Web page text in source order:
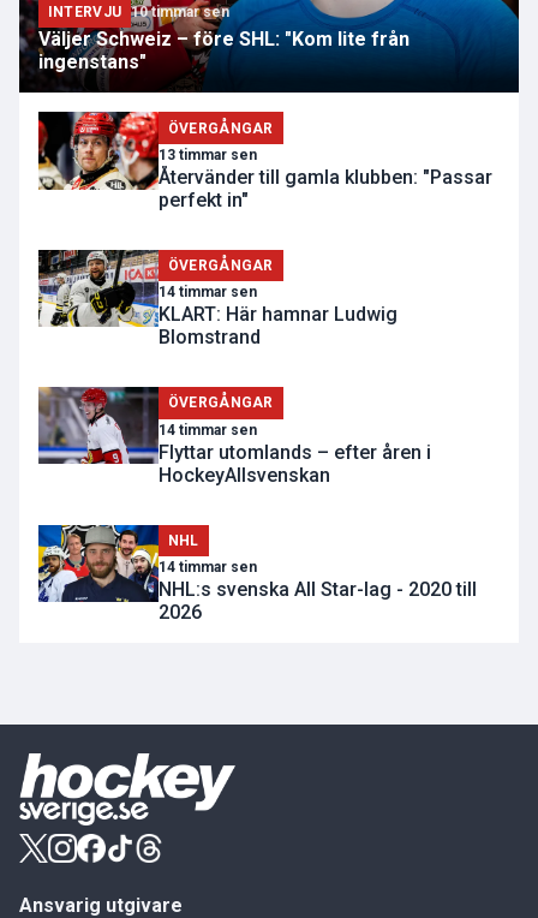
INTERVJU 10 timmar sen
Väljer Schweiz – före SHL: "Kom lite från
ingenstans"
ÖVERGÅNGAR
13 timmar sen
Återvänder till gamla klubben: "Passar
perfekt in"
ÖVERGÅNGAR
14 timmar sen
KLART: Här hamnar Ludwig
Blomstrand
ÖVERGÅNGAR
14 timmar sen
Flyttar utomlands – efter åren i
HockeyAllsvenskan
NHL
14 timmar sen
NHL:s svenska All Star-lag - 2020 till
2026
Ansvarig utgivare